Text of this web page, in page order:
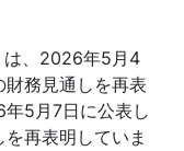
は、2026年5月4
務見通しを再表
5月7日に公表し
再表明していま